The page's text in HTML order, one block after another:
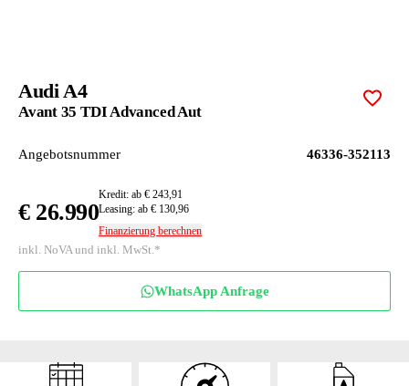
Audi A4
Avant 35 TDI Advanced Aut Zur
Angebotsnummer 46336-352113
€ 26.990
Kredit: ab € 243,91
Leasing: ab € 130,96
Finanzierung berechnen
inkl. NoVA und inkl. MwSt.*
WhatsApp Anfrage